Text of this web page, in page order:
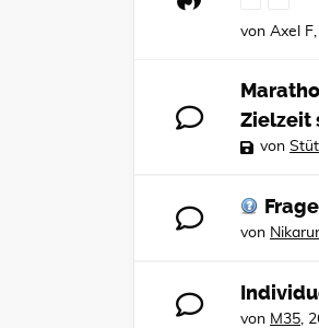
von Axel F
Zielzeit
von
von
von M35